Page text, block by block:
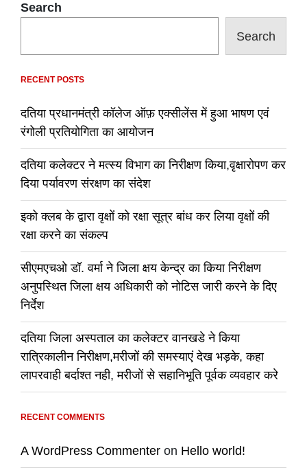
Search
Search
RECENT POSTS
दतिया प्रधानमंत्री कॉलेज ऑफ़ एक्सीलेंस में हुआ भाषण एवं
रंगोली प्रतियोगिता का आयोजन
दतिया कलेक्टर ने मत्स्य विभाग का निरीक्षण किया,वृक्षारोपण कर
दिया पर्यावरण संरक्षण का संदेश
इको क्लब के द्वारा वृक्षों को रक्षा सूत्र बांध कर लिया वृक्षों की
रक्षा करने का संकल्प
सीएमएचओ डॉ. वर्मा ने जिला क्षय केन्द्र का किया निरीक्षण
अनुपस्थित जिला क्षय अधिकारी को नोटिस जारी करने के दिए
निर्देश
दतिया जिला अस्पताल का कलेक्टर वानखडे ने किया
रात्रिकालीन निरीक्षण,मरीजों की समस्याएं देख भड़के, कहा
लापरवाही बर्दाश्त नही, मरीजों से सहानिभूति पूर्वक व्यवहार करे
RECENT COMMENTS
A WordPress Commenter on Hello world!